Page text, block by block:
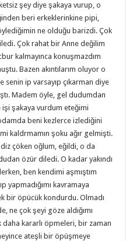
şey diye şakaya vurup, o
beri erkeklerinkine pipi,
ne olduğu barizdi. Çok
Çok rahat bir Anne değilim
kalmayınca konuşmazdım
Bazen akıntılarım oluyor o
senin ip varsayıp çıkarman diye
Madem öyle, gel dudumdan
işi şakaya vurdum eteğimi
beni kezlerce izlediğini
kaldrmamın şoku ağır gelmişti.
diz çöken oğlum, eğildi, o da
özür diledi. O kadar yakındı
ben kendimi aşmıştım
yapmadığımı kavramaya
bir öpücük kondurdu. Olmadı
ne çok şeyi göze aldığımı
kararlı öpmeleri, bir zaman
ateşli bir öpüşmeye